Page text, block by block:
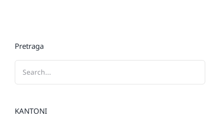
Pretraga
KANTONI